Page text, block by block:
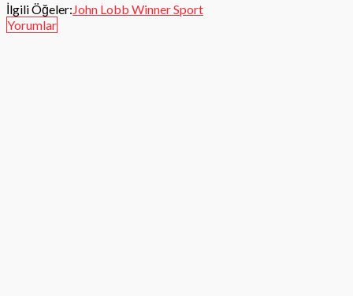
İlgili Öğeler: John Lobb Winner Sport
Yorumlar